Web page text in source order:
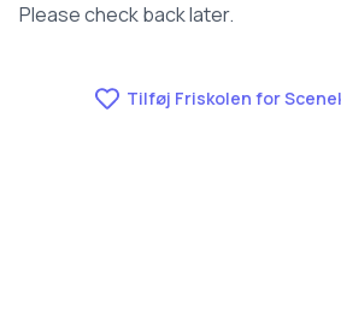
Please check back later.
Tilføj Friskolen for